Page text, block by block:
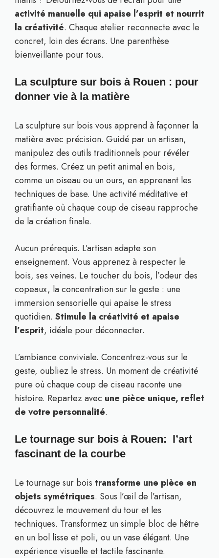
activité manuelle qui apaise l’esprit et nourrit
la créativité. Chaque atelier reconnecte avec le
concret, loin des écrans. Une parenthèse
bienveillante pour tous.
La sculpture sur bois à Rouen : pour
donner vie à la matière
La sculpture sur bois vous apprend à façonner la
matière avec précision. Guidé par un artisan,
manipulez des outils traditionnels pour révéler
des formes. Créez un petit animal en bois,
comme un oiseau ou un ours, en apprenant les
techniques de base. Une activité méditative et
gratifiante où chaque coup de ciseau rapproche
de la création finale.
Aucun prérequis. L’artisan adapte son
enseignement. Vous apprenez à respecter le
bois, ses veines. Le toucher du bois, l’odeur des
copeaux, la concentration sur le geste : une
immersion sensorielle qui apaise le stress
quotidien. Stimule la créativité et apaise
l’esprit, idéale pour déconnecter.
L’ambiance conviviale. Concentrez-vous sur le
geste, oubliez le stress. Un moment de créativité
pure où chaque coup de ciseau raconte une
histoire. Repartez avec une pièce unique, reflet
de votre personnalité.
Le tournage sur bois à Rouen: l’art
fascinant de la courbe
Le tournage sur bois transforme une pièce en
objets symétriques. Sous l’œil de l’artisan,
découvrez le mouvement du tour et les
techniques. Transformez un simple bloc de hêtre
en un bol lisse et poli, ou un vase élégant. Une
expérience visuelle et tactile fascinante.